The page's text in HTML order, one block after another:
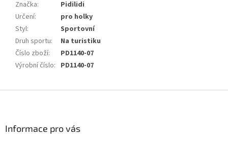
Značka:
Pidilidi
Určení:
pro holky
Styl:
Sportovní
Druh sportu:
Na turistiku
Číslo zboží:
PD1140-07
Výrobní číslo: PD1140-07
Informace pro vás